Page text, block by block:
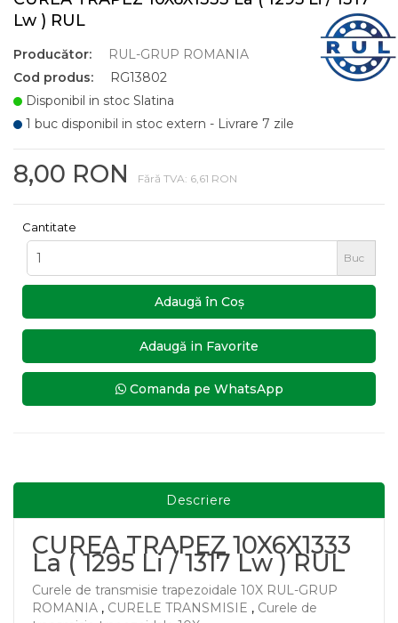
Lw ) RUL
Producător:
RUL-GRUP ROMANIA
Cod produs:
RG13802
Disponibil in stoc Slatina
1 buc disponibil in stoc extern - Livrare 7 zile
8,00 RON Fără TVA: 6,61 RON
Cantitate
Buc
Adaugă în Coş
Adaugă in Favorite
Comanda pe WhatsApp
Descriere
CUREA TRAPEZ 10X6X1333
La ( 1295 Li / 1317 Lw ) RUL
Curele de transmisie trapezoidale 10X RUL-GRUP
ROMANIA , CURELE TRANSMISIE , Curele de